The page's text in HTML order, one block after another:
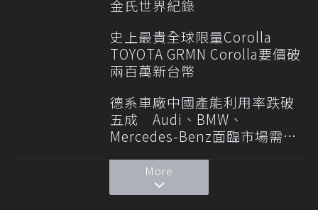
金氏世界紀錄
史上最貴全球限量Corolla
TOYOTA GRMN Corolla要價破
兩百萬新台幣
德系車廠中國產能利用率跌破
五成 Audi、BMW、
Mercedes-Benz面臨市場需求
More